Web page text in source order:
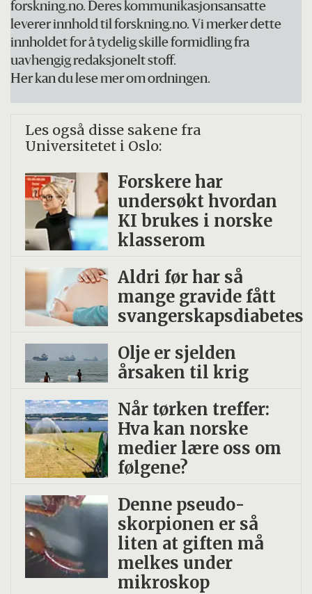
forskning.no. Deres kommunikasjonsansatte
leverer innhold til forskning.no. Vi merker dette
innholdet for å tydelig skille formidling fra
uavhengig redaksjonelt stoff.
Her kan du lese mer om ordningen.
Les også disse sakene fra
Universitetet i Oslo:
Forskere har
undersøkt hvordan
KI brukes i norske
klasserom
Aldri før har så
mange gravide fått
svangerskapsdiabetes
Olje er sjelden
årsaken til krig
Når tørken treffer:
Hva kan norske
medier lære oss om
følgene?
Denne pseudo­
skorpionen er så
liten at giften må
melkes under
mikroskop